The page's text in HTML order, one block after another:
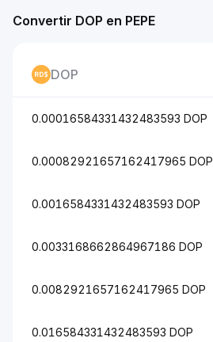
Convertir DOP en PEPE
DOP
0.00016584331432483593 DOP
0.00082921657162417965 DOP
0.0016584331432483593 DOP
0.0033168662864967186 DOP
0.0082921657162417965 DOP
0.016584331432483593 DOP